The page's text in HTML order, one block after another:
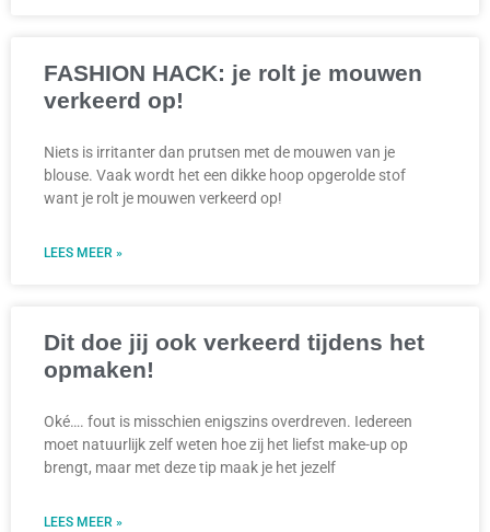
FASHION HACK: je rolt je mouwen
verkeerd op!
Niets is irritanter dan prutsen met de mouwen van je
blouse. Vaak wordt het een dikke hoop opgerolde stof
want je rolt je mouwen verkeerd op!
LEES MEER »
Dit doe jij ook verkeerd tijdens het
opmaken!
Oké…. fout is misschien enigszins overdreven. Iedereen
moet natuurlijk zelf weten hoe zij het liefst make-up op
brengt, maar met deze tip maak je het jezelf
LEES MEER »